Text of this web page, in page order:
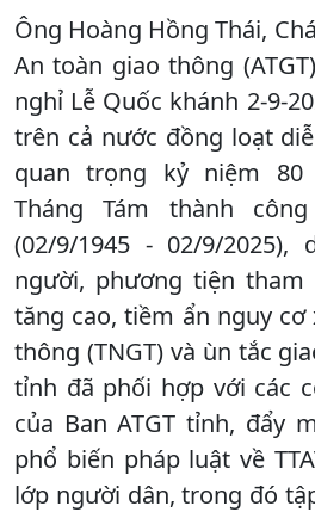
Ông Hoàng Hồng Thái,
An toàn giao thông
nghỉ Lễ Quốc khánh 2-9-
trên cả nước đồng loạt
quan trọng kỷ niệm 80
Tháng Tám thành
(02/9/1945 - 02/9/
người, phương tiện
tăng cao, tiềm ẩn nguy
thông (TNGT) và ùn tắc
tỉnh đã phối hợp với các
của Ban ATGT tỉnh, đẩy
phổ biến pháp luật về
lớp người dân, trong đó